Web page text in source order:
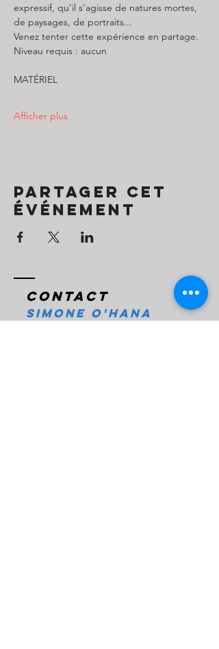
expressif, qu'il s'agisse de natures mortes,
de paysages, de portraits...
Venez tenter cette expérience en partage.
Niveau requis : aucun
MATÉRIEL
Afficher plus
Partager cet
événement
Contact
Simone O'Hana